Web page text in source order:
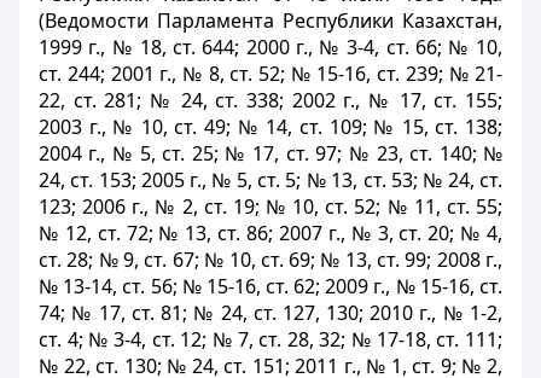
(Ведомости Парламента Республики Казахстан,
1999 г., № 18, ст. 644; 2000 г., № 3-4, ст. 66; № 10,
ст. 244; 2001 г., № 8, ст. 52; № 15-16, ст. 239; № 21-
22, ст. 281; № 24, ст. 338; 2002 г., № 17, ст. 155;
2003 г., № 10, ст. 49; № 14, ст. 109; № 15, ст. 138;
2004 г., № 5, ст. 25; № 17, ст. 97; № 23, ст. 140; №
24, ст. 153; 2005 г., № 5, ст. 5; № 13, ст. 53; № 24, ст.
123; 2006 г., № 2, ст. 19; № 10, ст. 52; № 11, ст. 55;
№ 12, ст. 72; № 13, ст. 86; 2007 г., № 3, ст. 20; № 4,
ст. 28; № 9, ст. 67; № 10, ст. 69; № 13, ст. 99; 2008 г.,
№ 13-14, ст. 56; № 15-16, ст. 62; 2009 г., № 15-16, ст.
74; № 17, ст. 81; № 24, ст. 127, 130; 2010 г., № 1-2,
ст. 4; № 3-4, ст. 12; № 7, ст. 28, 32; № 17-18, ст. 111;
№ 22, ст. 130; № 24, ст. 151; 2011 г., № 1, ст. 9; № 2,